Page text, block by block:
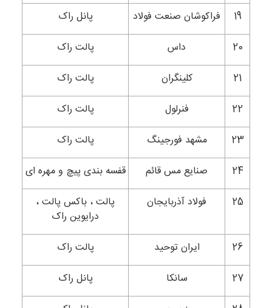
پانل راک فراکوشان صنعت فولاد
19
پالت راک
داس
20
پالت راک
کلینگران
21
پالت راک
فنرلول
22
پالت راک
مشهد فورجینگ
23
قفسه بندی پیچ و مهره ای
صنایع مس قائم
24
پالت ، باکس پالت ،
درایوین راک
فولاد آذربایجان 25
پالت راک ایران توحید
26
پانل راک
سانکا
27